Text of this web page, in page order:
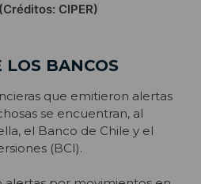
CIPER)
LOS BANCOS
que emitieron alertas
se encuentran, al
el Banco de Chile y el
(BCI).